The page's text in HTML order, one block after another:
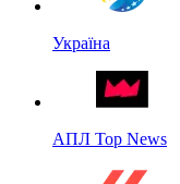
Україна
АПЛ Top News